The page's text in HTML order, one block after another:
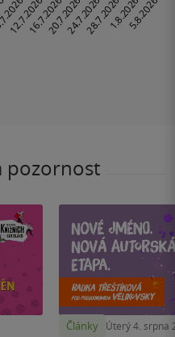
pozornost
Články Úterý 4. srpna